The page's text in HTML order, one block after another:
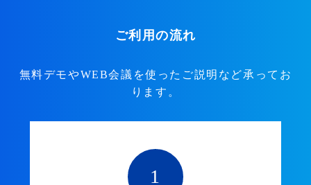
ご利用の流れ
無料デモやWEB会議を使ったご説明など承ってお
ります。
1